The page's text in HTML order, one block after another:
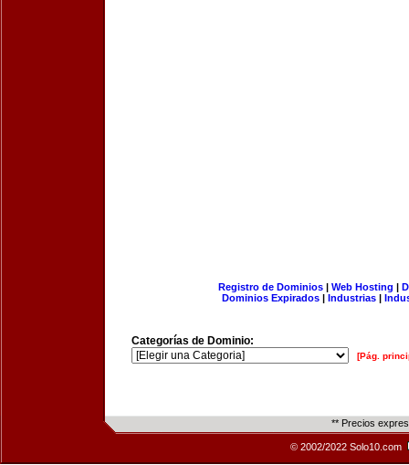
Registro de Dominios| Web Hosting |
Dominios Expirados | Industrias |
Categorías de Dominio:
[Pág.
** Precios
© 2002/2022 Solo10.com